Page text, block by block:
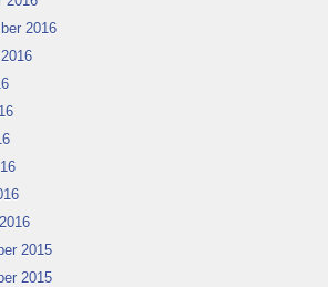
2016
2015
2015